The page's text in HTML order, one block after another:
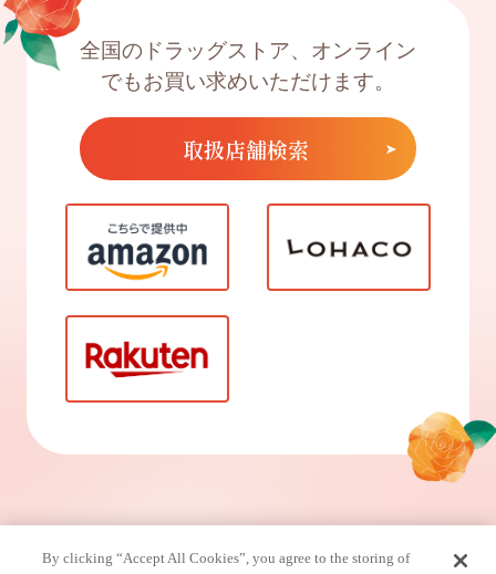
全国のドラッグストア、オンライン
でもお買い求めいただけます。
取扱店舗検索
By clicking “Accept All Cookies”, you agree to the storing of